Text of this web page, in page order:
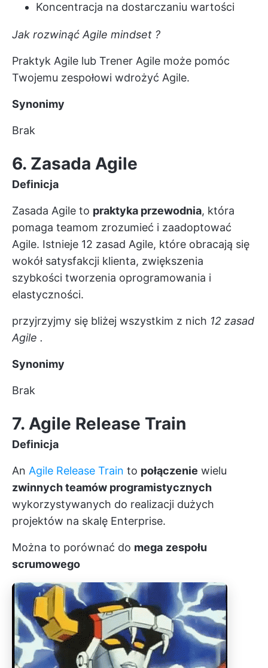
Koncentracja na dostarczaniu wartości
Jak rozwinąć Agile mindset ?
Praktyk Agile lub Trener Agile może pomóc
Twojemu zespołowi wdrożyć Agile.
Synonimy
Brak
6. Zasada Agile
Definicja
Zasada Agile to praktyka przewodnia, która
pomaga teamom zrozumieć i zaadoptować
Agile. Istnieje 12 zasad Agile, które obracają się
wokół satysfakcji klienta, zwiększenia
szybkości tworzenia oprogramowania i
elastyczności.
przyjrzyjmy się bliżej wszystkim z nich 12 zasad
Agile .
Synonimy
Brak
7. Agile Release Train
Definicja
An Agile Release Train to połączenie wielu
zwinnych teamów programistycznych
wykorzystywanych do realizacji dużych
projektów na skalę Enterprise.
Można to porównać do mega zespołu
scrumowego